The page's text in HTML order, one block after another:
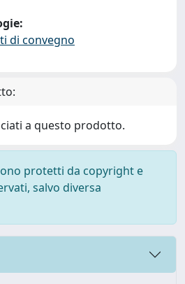
di convegno
a questo prodotto.
protetti da copyright e
salvo diversa